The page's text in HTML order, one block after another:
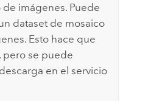
imágenes. Puede
dataset de mosaico
Esto hace que
pero se puede
en el servicio